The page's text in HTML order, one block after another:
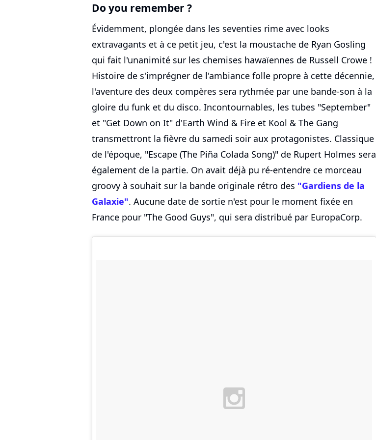
Do you remember ?
Évidemment, plongée dans les seventies rime avec looks
extravagants et à ce petit jeu, c'est la moustache de Ryan Gosling
qui fait l'unanimité sur les chemises hawaïennes de Russell Crowe !
Histoire de s'imprégner de l'ambiance folle propre à cette décennie,
l'aventure des deux compères sera rythmée par une bande-son à la
gloire du funk et du disco. Incontournables, les tubes "September"
et "Get Down on It" d'Earth Wind & Fire et Kool & The Gang
transmettront la fièvre du samedi soir aux protagonistes. Classique
de l'époque, "Escape (The Piña Colada Song)" de Rupert Holmes sera
également de la partie. On avait déjà pu ré-entendre ce morceau
groovy à souhait sur la bande originale rétro des "Gardiens de la
Galaxie". Aucune date de sortie n'est pour le moment fixée en
France pour "The Good Guys", qui sera distribué par EuropaCorp.